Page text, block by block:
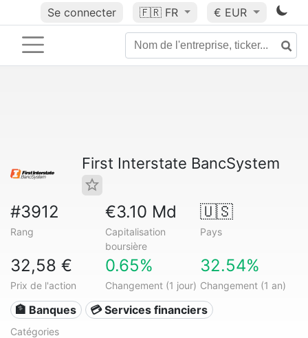
Se connecter 🇫🇷 FR € EUR
First Interstate BancSystem
#3912
Rang
€3.10 Md
Capitalisation
boursière
🇺🇸
Pays
32,58 €
Prix de l'action
0.65%
Changement (1 jour)
32.54%
Changement (1 an)
🏦 Banques 💳 Services financiers
Catégories